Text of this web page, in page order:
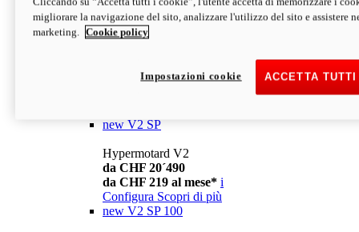
da CHF 13´990
Configura Scopri di più
newV2
da CHF 15´990
new V2 SP
Hypermotard V2
da CHF 20´490
da CHF 219 al mese* i
Configura Scopri di più
new V2 SP 100
migliorare la navigazione del sito, analizzare l'utilizzo del sito e assistere
marketing.
Cookie policy
ACCETTA
Impostazioni cookie